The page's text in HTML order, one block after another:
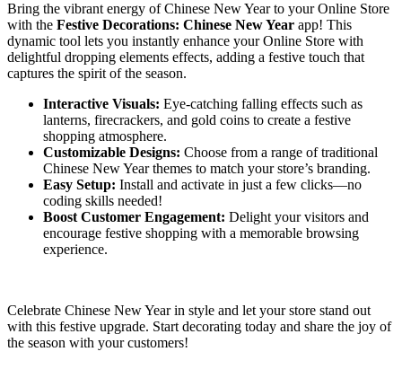
Bring the vibrant energy of Chinese New Year to your Online Store
with the Festive Decorations: Chinese New Year app! This
dynamic tool lets you instantly enhance your Online Store with
delightful dropping elements effects, adding a festive touch that
captures the spirit of the season.
Interactive Visuals: Eye-catching falling effects such as
lanterns, firecrackers, and gold coins to create a festive
shopping atmosphere.
Customizable Designs: Choose from a range of traditional
Chinese New Year themes to match your store’s branding.
Easy Setup: Install and activate in just a few clicks—no
coding skills needed!
Boost Customer Engagement: Delight your visitors and
encourage festive shopping with a memorable browsing
experience.
Celebrate Chinese New Year in style and let your store stand out
with this festive upgrade. Start decorating today and share the joy of
the season with your customers!